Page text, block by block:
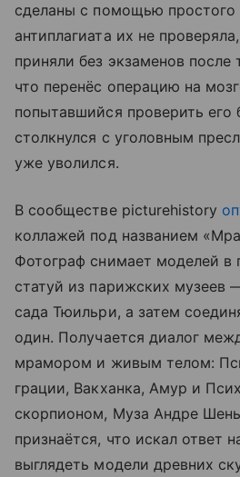
сделаны с помощью простого
антиплагиата их не
приняли без экзаменов после
что перенёс операцию на
попытавшийся проверить его
столкнулся с уголовным
уже уволился.
В сообществе picturehistory
коллажей под названием
Фотограф снимает моделей в
статуй из парижских музеев
сада Тюильри, а затем
один. Получается диалог
мрамором и живым телом:
грации, Вакханка, Амур и
скорпионом, Муза Андре
признаётся, что искал ответ
выглядеть модели древних